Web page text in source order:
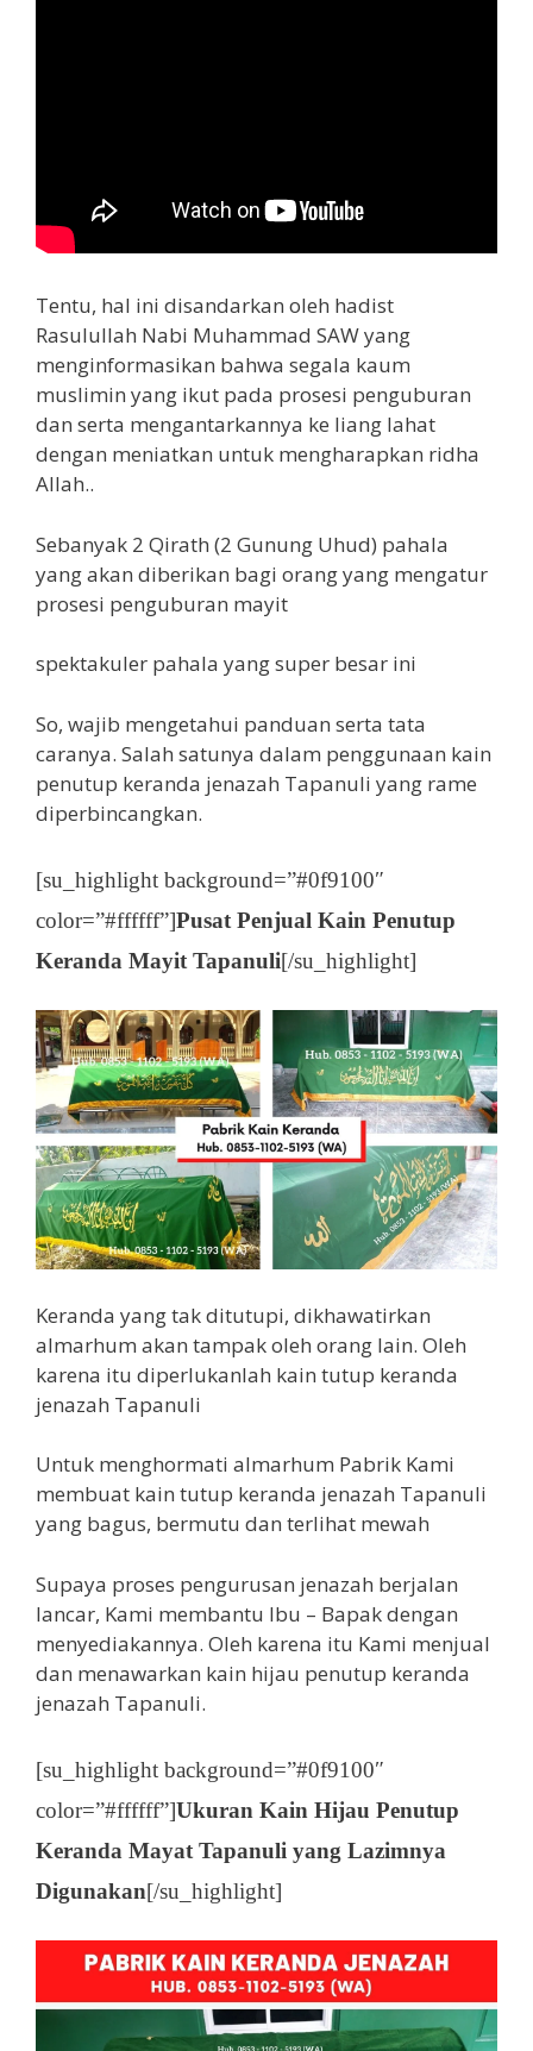
Tentu, hal ini disandarkan oleh hadist
Rasulullah Nabi Muhammad SAW yang
menginformasikan bahwa segala kaum
muslimin yang ikut pada prosesi penguburan
dan serta mengantarkannya ke liang lahat
dengan meniatkan untuk mengharapkan ridha
Allah..
Sebanyak 2 Qirath (2 Gunung Uhud) pahala
yang akan diberikan bagi orang yang mengatur
prosesi penguburan mayit
spektakuler pahala yang super besar ini
So, wajib mengetahui panduan serta tata
caranya. Salah satunya dalam penggunaan kain
penutup keranda jenazah Tapanuli yang rame
diperbincangkan.
[su_highlight background=”#0f9100″
color=”#ffffff”]Pusat Penjual Kain Penutup
Keranda Mayit Tapanuli[/su_highlight]
Keranda yang tak ditutupi, dikhawatirkan
almarhum akan tampak oleh orang lain. Oleh
karena itu diperlukanlah kain tutup keranda
jenazah Tapanuli
Untuk menghormati almarhum Pabrik Kami
membuat kain tutup keranda jenazah Tapanuli
yang bagus, bermutu dan terlihat mewah
Supaya proses pengurusan jenazah berjalan
lancar, Kami membantu Ibu – Bapak dengan
menyediakannya. Oleh karena itu Kami menjual
dan menawarkan kain hijau penutup keranda
jenazah Tapanuli.
[su_highlight background=”#0f9100″
color=”#ffffff”]Ukuran Kain Hijau Penutup
Keranda Mayat Tapanuli yang Lazimnya
Digunakan[/su_highlight]